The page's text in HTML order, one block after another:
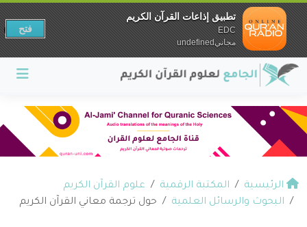
الرئيسية المكتبة الرقمية
علوم القرآن الكريم
البحوث والرسائل العلمية
حول ترجمة معاني القرآن الكريم
تطبيق إذاعات القرآن الكريم
EDC
مجانيundefined
فتح